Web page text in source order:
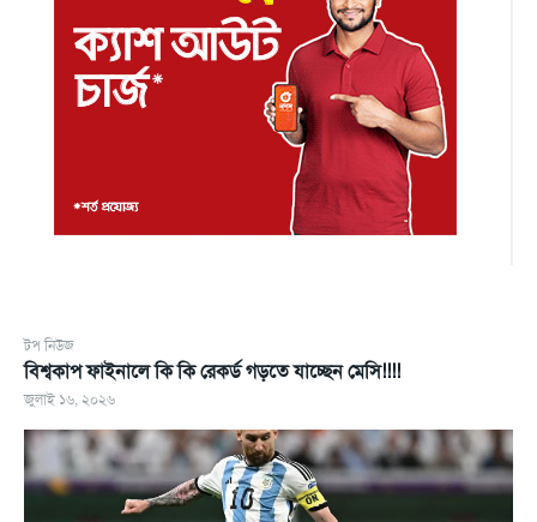
টপ নিউজ
বিশ্বকাপ ফাইনালে কি কি রেকর্ড গড়তে যাচ্ছেন মেসি!!!!
জুলাই ১৬, ২০২৬